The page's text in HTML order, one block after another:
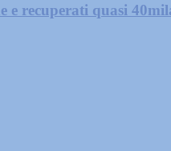
e recuperati quasi